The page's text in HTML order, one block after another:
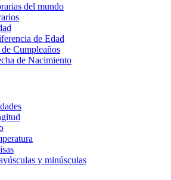
del mundo
de Edad
Cumpleaños
de Nacimiento
y minúsculas